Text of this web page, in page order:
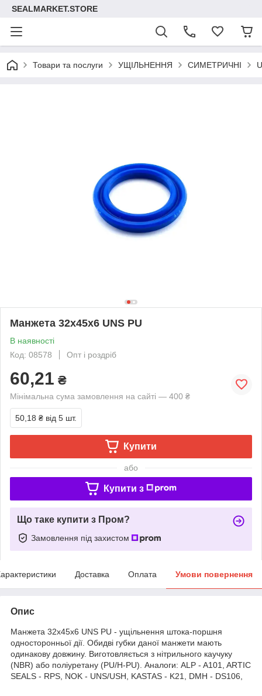
SEALMARKET.STORE
Товари та послуги УЩІЛЬНЕННЯ СИМЕТРИЧНІ
Манжета 32х45х6 UNS PU
В наявності
Код: 08578
Опт і роздріб
60,21 ₴
Мінімальна сума замовлення на сайті — 400 ₴
50,18 ₴ від 5 шт.
Купити
або
Купити з
Що таке купити з Пром?
Замовлення під захистом
Доставка Оплата Умови повернення
Опис
Манжета 32х45х6 UNS PU - ущільнення штока-поршня
односторонньої дії. Обидві губки даної манжети мають
одинакову довжину. Виготовляється з нітрильного каучуку
(NBR) або поліуретану (PU/H-PU). Аналоги: ALP - A101, ARTIC
SEALS - RPS, NOK - UNS/USH, KASTAS - K21, DMH - DS106,